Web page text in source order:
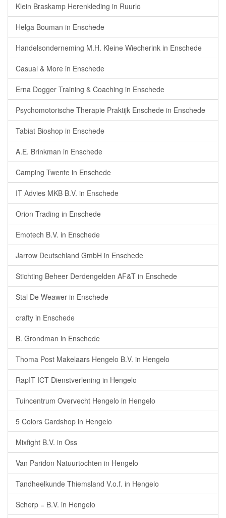
Klein Braskamp Herenkleding in Ruurlo
Helga Bouman in Enschede
Handelsonderneming M.H. Kleine Wiecherink in Enschede
Casual & More in Enschede
Erna Dogger Training & Coaching in Enschede
Psychomotorische Therapie Praktijk Enschede in Enschede
Tabiat Bioshop in Enschede
A.E. Brinkman in Enschede
Camping Twente in Enschede
IT Advies MKB B.V. in Enschede
Orion Trading in Enschede
Emotech B.V. in Enschede
Jarrow Deutschland GmbH in Enschede
Stichting Beheer Derdengelden AF&T in Enschede
Stal De Weawer in Enschede
crafty in Enschede
B. Grondman in Enschede
Thoma Post Makelaars Hengelo B.V. in Hengelo
RapIT ICT Dienstverlening in Hengelo
Tuincentrum Overvecht Hengelo in Hengelo
5 Colors Cardshop in Hengelo
Mixfight B.V. in Oss
Van Paridon Natuurtochten in Hengelo
Tandheelkunde Thiemsland V.o.f. in Hengelo
Scherp = B.V. in Hengelo